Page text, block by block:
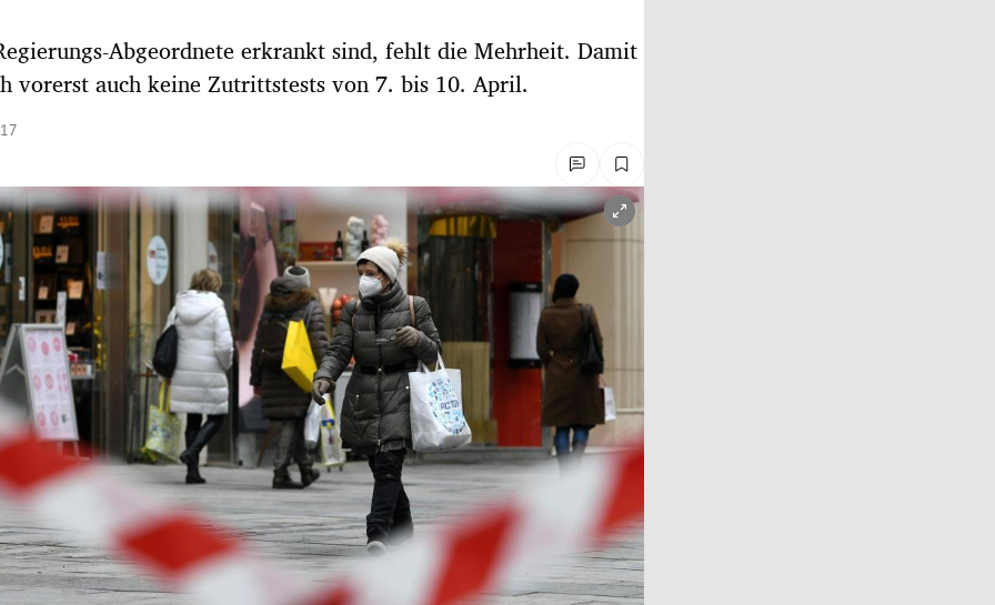
Abgeordnete erkrankt sind, fehlt die Mehrheit. Damit
vorerst auch keine Zutrittstests von 7. bis 10. April.
öffnen/schließen